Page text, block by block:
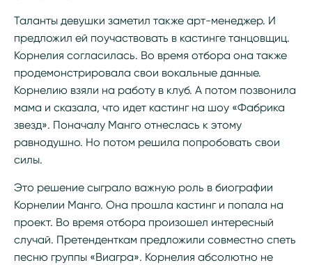
Таланты девушки заметил также арт-менеджер. И
предложил ей поучаствовать в кастинге танцовщиц.
Корнелия согласилась. Во время отбора она также
продемонстрировала свои вокальные данные.
Корнелию взяли на работу в клуб. А потом позвонила
мама и сказала, что идет кастинг на шоу «Фабрика
звезд». Поначалу Манго отнеслась к этому
равнодушно. Но потом решила попробовать свои
силы.
Это решение сыграло важную роль в биографии
Корнелии Манго. Она прошла кастинг и попала на
проект. Во время отбора произошел интересный
случай. Претенденткам предложили совместно спеть
песню группы «Виагра». Корнелия абсолютно не